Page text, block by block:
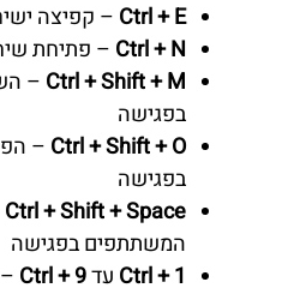
Ctrl + E – קפיצה
Ctrl + N – פתיחת
Ctrl + Shift + M
–
בפגישה
Ctrl + Shift + O
–
בפגישה
Ctrl + Shift + Space
המשתתפים בפגישה
Ctrl + 1 עדCtrl + 9